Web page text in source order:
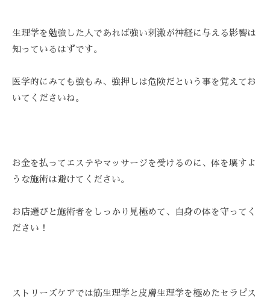
生理学を勉強した人であれば強い刺激が神経に与える影響は
知っているはずです。
医学的にみても強もみ、強押しは危険だという事を覚えてお
いてくださいね。
お金を払ってエステやマッサージを受けるのに、体を壊すよ
うな施術は避けてください。
お店選びと施術者をしっかり見極めて、自身の体を守ってく
ださい！
ストリーズケアでは筋生理学と皮膚生理学を極めたセラピス